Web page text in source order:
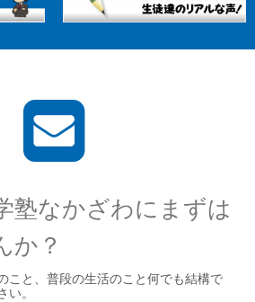
塾なかざわにまずは
か？
こと、普段の生活のこと何でも結構で
い。